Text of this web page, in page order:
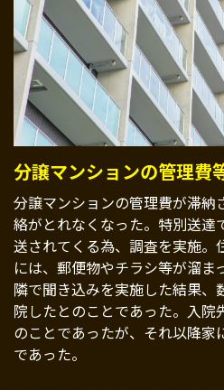
分譲マンションの管理費
分譲マンションの管理費が滞納
絡がとれなくなった。特別送達
送されてくる為、調査を実施。
には、郵便物やチラシ等が溜ま
隣で聞き込みを実施した結果、
院したとのことであった。入院
のことであったが、それ以降家
であった。